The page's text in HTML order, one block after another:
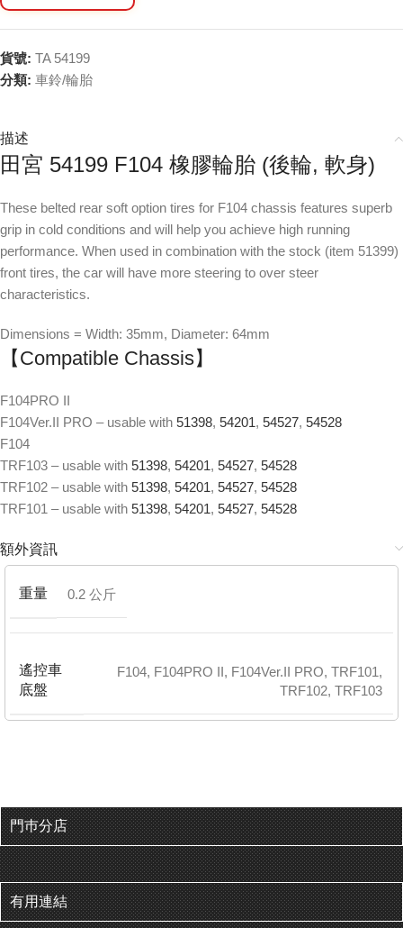
貨號: TA 54199
分類: 車鈴/輪胎
描述
田宮 54199 F104 橡膠輪胎 (後輪, 軟身)
These belted rear soft option tires for F104 chassis features superb
grip in cold conditions and will help you achieve high running
performance. When used in combination with the stock (item 51399)
front tires, the car will have more steering to over steer
characteristics.
Dimensions = Width: 35mm, Diameter: 64mm
【Compatible Chassis】
F104PRO II
F104Ver.II PRO – usable with 51398, 54201, 54527, 54528
F104
TRF103 – usable with 51398, 54201, 54527, 54528
TRF102 – usable with 51398, 54201, 54527, 54528
TRF101 – usable with 51398, 54201, 54527, 54528
額外資訊
重量 0.2 公斤
遙控車
底盤
F104, F104PRO II, F104Ver.II PRO, TRF101,
TRF102, TRF103
門巿分店
有用連結